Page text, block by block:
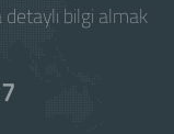
bilgi almak